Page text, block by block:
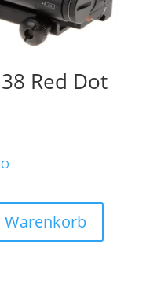
Red Dot
Warenkorb